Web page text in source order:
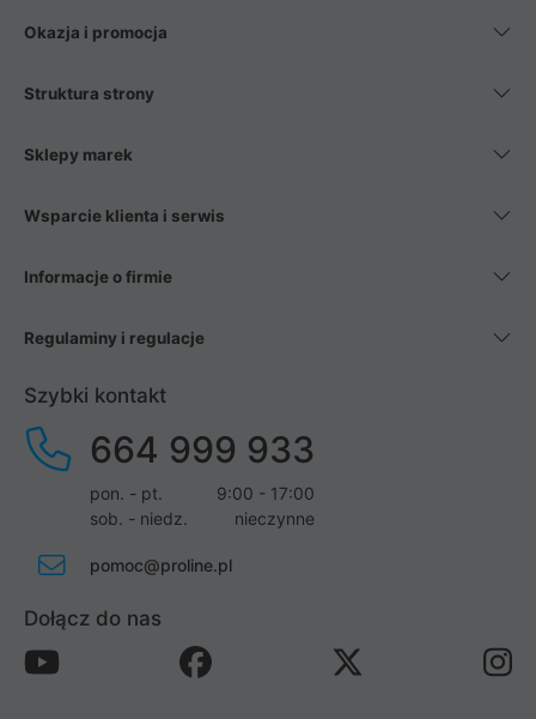
Okazja i promocja
Struktura strony
Sklepy marek
Wsparcie klienta i serwis
Informacje o firmie
Regulaminy i regulacje
Szybki kontakt
664 999 933
pon. - pt.
9:00 - 17:00
sob. - niedz.
nieczynne
pomoc@proline.pl
Dołącz do nas